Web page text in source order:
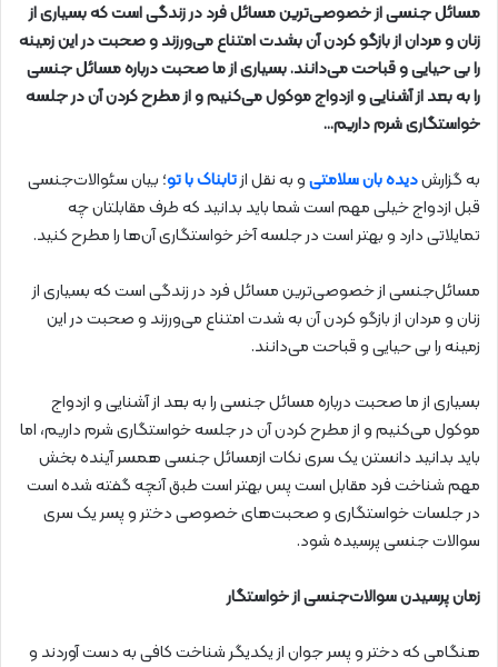
مسائل جنسی از خصوصی‌ترین مسائل فرد در زندگی است که بسیاری از
زنان و مردان از بازگو کردن آن بشدت امتناع می‌ورزند و صحبت در این زمینه
را بی حیایی و قباحت می‌دانند. بسیاری از ما صحبت درباره مسائل جنسی
را به بعد از آشنایی و ازدواج موکول می‌کنیم و از مطرح کردن آن در جلسه
خواستگاری شرم داریم…
به گزارشدیده بان سلامتیو به نقل ازتابناک با تو؛ بیان سئوالات‌جنسی
قبل ازدواج خیلی مهم است شما باید بدانید که طرف مقابلتان چه
تمایلاتی دارد و بهتر است در جلسه آخر خواستگاری آن‌ها را مطرح کنید.
مسائل‌جنسی از خصوصی‌ترین مسائل فرد در زندگی است که بسیاری از
زنان و مردان از بازگو کردن آن به شدت امتناع می‌ورزند و صحبت در این
زمینه را بی حیایی و قباحت می‌دانند.
بسیاری از ما صحبت درباره مسائل جنسی را به بعد از آشنایی و ازدواج
موکول می‌کنیم و از مطرح کردن آن در جلسه خواستگاری شرم داریم، اما
باید بدانید دانستن یک سری نکات ازمسائل جنسی همسر آینده بخش
مهم شناخت فرد مقابل است پس بهتر است طبق آنچه گفته شده است
در جلسات خواستگاری و صحبت‌های خصوصی دختر و پسر یک سری
سوالات جنسی پرسیده شود.
زمان پرسیدن سوالات‌جنسی از خواستگار
هنگامی که دختر و پسر جوان از یکدیگر شناخت کافی به دست آوردند و